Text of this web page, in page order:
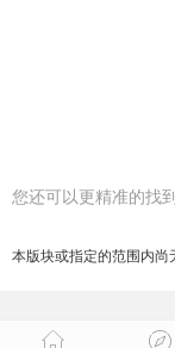
您还可以更精准的找
本版块或指定的范围内尚